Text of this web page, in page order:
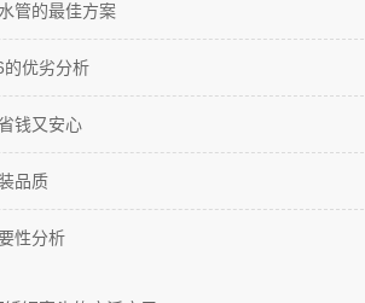
管的最佳方案
优劣分析
钱又安心
品质
性分析